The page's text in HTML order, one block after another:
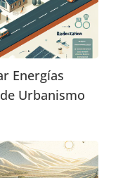
Energías
Urbanismo